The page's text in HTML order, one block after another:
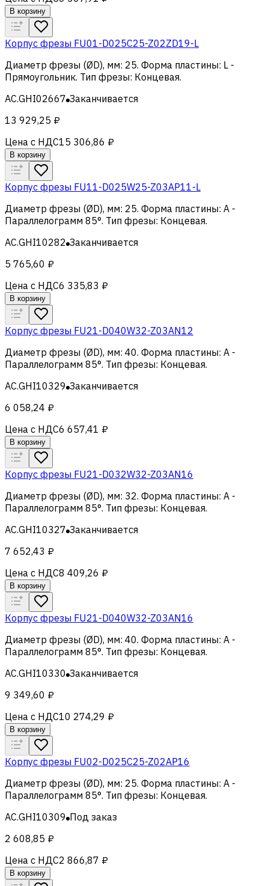
В корзину
Корпус фрезы FU01-D025C25-Z02ZD19-L
Диаметр фрезы (ØD), мм: 25. Форма пластины: L -
Прямоугольник. Тип фрезы: Концевая.
AC.GHI02667 Заканчивается
13 929,25 ₽
Цена с НДС15 306,86 ₽
В корзину
Корпус фрезы FU11-D025W25-Z03AP11-L
Диаметр фрезы (ØD), мм: 25. Форма пластины: A -
Параллелограмм 85°. Тип фрезы: Концевая.
AC.GHI10282 Заканчивается
5 765,60 ₽
Цена с НДС6 335,83 ₽
В корзину
Корпус фрезы FU21-D040W32-Z03AN12
Диаметр фрезы (ØD), мм: 40. Форма пластины: A -
Параллелограмм 85°. Тип фрезы: Концевая.
AC.GHI10329 Заканчивается
6 058,24 ₽
Цена с НДС6 657,41 ₽
В корзину
Корпус фрезы FU21-D032W32-Z03AN16
Диаметр фрезы (ØD), мм: 32. Форма пластины: A -
Параллелограмм 85°. Тип фрезы: Концевая.
AC.GHI10327 Заканчивается
7 652,43 ₽
Цена с НДС8 409,26 ₽
В корзину
Корпус фрезы FU21-D040W32-Z03AN16
Диаметр фрезы (ØD), мм: 40. Форма пластины: A -
Параллелограмм 85°. Тип фрезы: Концевая.
AC.GHI10330 Заканчивается
9 349,60 ₽
Цена с НДС10 274,29 ₽
В корзину
Корпус фрезы FU02-D025C25-Z02AP16
Диаметр фрезы (ØD), мм: 25. Форма пластины: A -
Параллелограмм 85°. Тип фрезы: Концевая.
AC.GHI10309 Под заказ
2 608,85 ₽
Цена с НДС2 866,87 ₽
В корзину